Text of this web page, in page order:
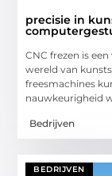
precisie in
CNC frezen is
wereld van
freesmachines
nauwkeurigheid
Bedrijven
BEDRIJVEN